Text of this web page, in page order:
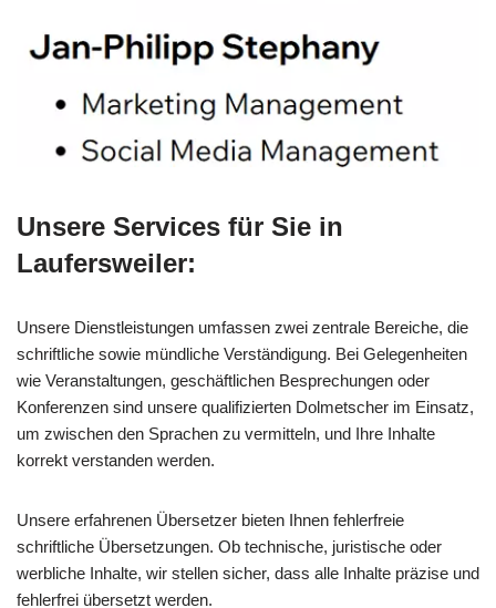
Unsere Services für Sie in
Laufersweiler:
Unsere Dienstleistungen umfassen zwei zentrale Bereiche, die
schriftliche sowie mündliche Verständigung. Bei Gelegenheiten
wie Veranstaltungen, geschäftlichen Besprechungen oder
Konferenzen sind unsere qualifizierten Dolmetscher im Einsatz,
um zwischen den Sprachen zu vermitteln, und Ihre Inhalte
korrekt verstanden werden.
Unsere erfahrenen Übersetzer bieten Ihnen fehlerfreie
schriftliche Übersetzungen. Ob technische, juristische oder
werbliche Inhalte, wir stellen sicher, dass alle Inhalte präzise und
fehlerfrei übersetzt werden.